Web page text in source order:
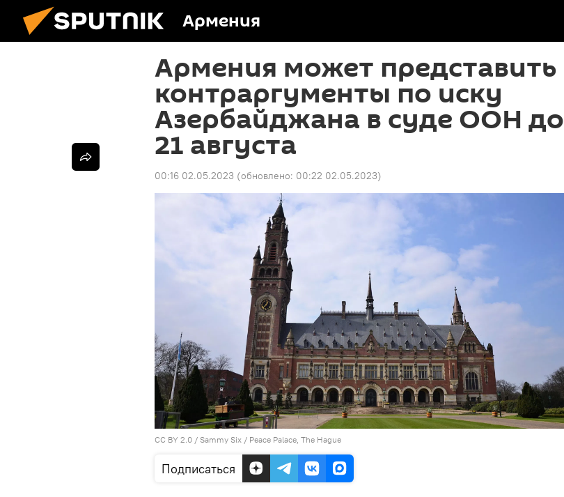
Армения
Армения может представить
контраргументы по иску
Азербайджана в суде ООН до
21 августа
00:16 02.05.2023 (обновлено: 00:22 02.05.2023)
CC BY 2.0 / Sammy Six / Peace Palace, The Hague
Подписаться